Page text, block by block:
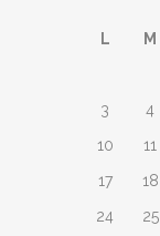
L M
3
4
10
11
17
18
24
25